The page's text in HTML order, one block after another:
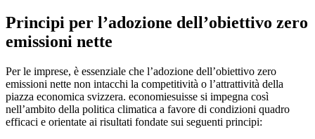
Principi per l’adozione dell’obiettivo zero
emissioni nette
Per le imprese, è essenziale che l’adozione dell’obiettivo zero
emissioni nette non intacchi la competitività o l’attrattività della
piazza economica svizzera. economiesuisse si impegna così
nell’ambito della politica climatica a favore di condizioni quadro
efficaci e orientate ai risultati fondate sui seguenti principi: